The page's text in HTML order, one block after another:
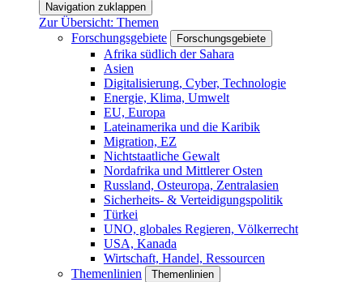
Navigation zuklappen
Zur Übersicht: Themen
Forschungsgebiete
Forschungsgebiete
Afrika südlich der Sahara
Asien
Digitalisierung, Cyber, Technologie
Energie, Klima, Umwelt
EU, Europa
Lateinamerika und die Karibik
Migration, EZ
Nichtstaatliche Gewalt
Nordafrika und Mittlerer Osten
Russland, Osteuropa, Zentralasien
Sicherheits- & Verteidigungspolitik
Türkei
UNO, globales Regieren, Völkerrecht
USA, Kanada
Wirtschaft, Handel, Ressourcen
Themenlinien
Themenlinien